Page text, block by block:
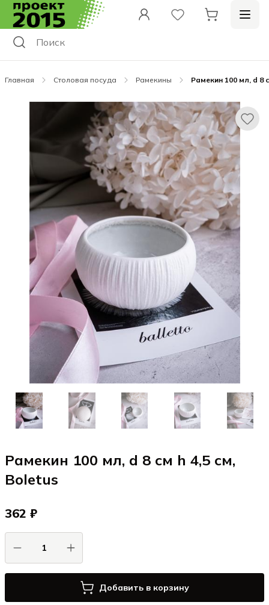
Главная Столовая посуда Рамекины Рамекин 100 мл, d 8
Рамекин 100 мл, d 8 см h 4,5 см,
Boletus
362 ₽
Добавить в корзину